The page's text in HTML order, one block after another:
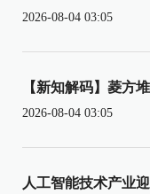
2026-08-04 03:05
【新知解码】菱方
2026-08-04 03:05
人工智能技术产业